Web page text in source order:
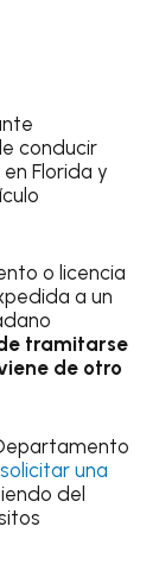
conducir
Florida y
o licencia
a un
tramitarse
de otro
una
del